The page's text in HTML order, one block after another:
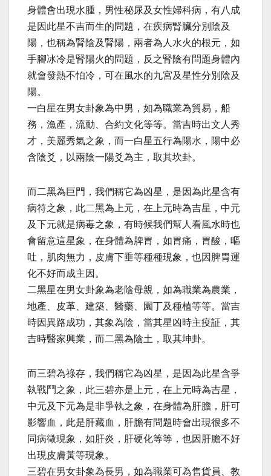
身體會出現水腫，男性秘尿及女性婦科病，有八成
是因此星不吉而生的問題，在疾病腎臟分別陰及
陽，也稱為腎陰及腎陽，兩者為人水火的根元，如
手腳冰冷是腎陽火的問題，反之腎陰有問題身體內
就會發熱不怕冷，可在風水的九宮及星性分別陰及
陽。
一白星在男女卦象為中男，如為職業為貿易，船
務，漁產，流動、合約文化等等。當吉時出文人秀
才，美麗秀氣之象，而一白星五行為陽水，陽中必
含陰爻，以兩陰一陽爻為主，取其坎卦。
而二黑為巨門，我們稱它為凶星，是因為此星含有
病符之象，此二黑為上元，在上元時為吉星，中元
及下元就是病毒之象，有時候我們幫人看風水時也
會留意這星象，在身體為脾胃，如胃痛，胃酸，嘔
吐，肌肉無力，皮膚下垂等種種現象，也因脾胃運
化不好而成主因。
二黑星在男女卦象為老陰母親，如為職業為農業，
地產、皮革、建築、醫藥、園丁及種植等等。當吉
時因異路成功，其象為陰，當其星凶時主疫証，其
吉時醫家興業，而二黑為陰土，取其坤卦。
而三碧為祿存，我們稱它為凶星，是因為此星含爭
執戰鬥之象，此三碧亦是上元，在上元時為吉星，
中元及下元為是非爭執之象，在身體為肝膽，肝可
影響血，此是肝藏血，肝膽有問題時會出現很多不
同病徵現象，如肝炎，肝硬化等等，也因肝膽不好
出現皮膚黃等現象。
三碧在男女卦象為長男，如為職業可為售貨員、教